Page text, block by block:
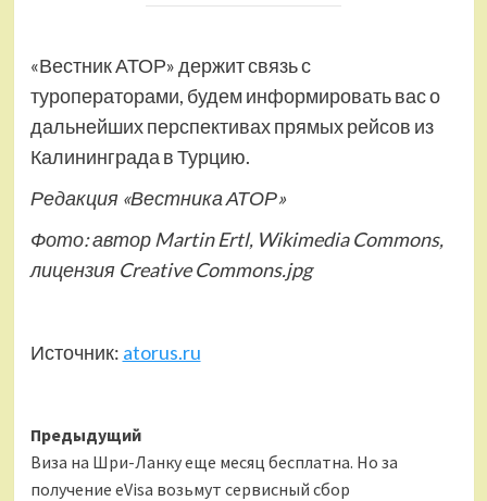
«Вестник АТОР» держит связь с
туроператорами, будем информировать вас о
дальнейших перспективах прямых рейсов из
Калининграда в Турцию.
Редакция «Вестника АТОР»
Фото: автор Martin Ertl, Wikimedia Commons,
лицензия Creative Commons.jpg
Источник: atorus.ru
Навигация
записи
Предыдущий
Виза на Шри-Ланку еще месяц бесплатна. Но за
получение eVisa возьмут сервисный сбор